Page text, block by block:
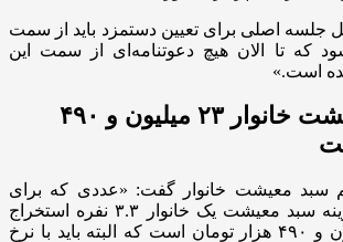
جلسه اصلی برای تعیین دستمزد باید از سمت
که تا الان هیچ دعوتنامه‌ای از سمت این
است.»
هزینه سبد معیشت خانوار ۲۳ میلیون و ۴۹۰
سبد معیشت خانوار گفت: «عددی که برای
دی‌ماه به عنوان هزینه سبد معیشت یک خانوار ۳.۳ نفره استخراج
شده، مبلغ ۲۳ میلیون و ۴۹۰ هزار تومان است که البته باید با نرخ